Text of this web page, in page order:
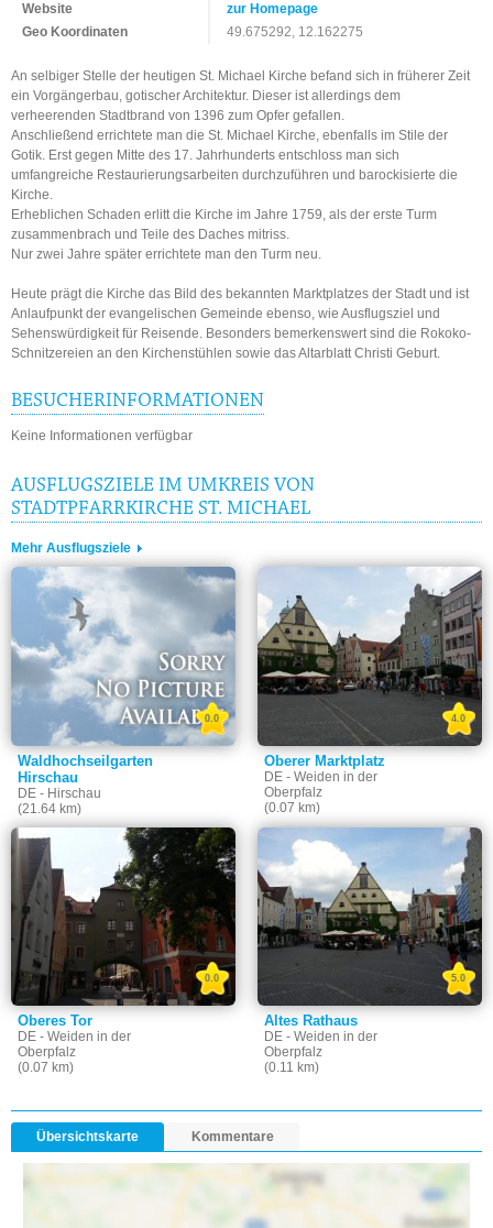
Website
zur Homepage
Geo Koordinaten
49.675292, 12.162275
An selbiger Stelle der heutigen St. Michael Kirche befand sich in früherer Zeit
ein Vorgängerbau, gotischer Architektur. Dieser ist allerdings dem
verheerenden Stadtbrand von 1396 zum Opfer gefallen.
Anschließend errichtete man die St. Michael Kirche, ebenfalls im Stile der
Gotik. Erst gegen Mitte des 17. Jahrhunderts entschloss man sich
umfangreiche Restaurierungsarbeiten durchzuführen und barockisierte die
Kirche.
Erheblichen Schaden erlitt die Kirche im Jahre 1759, als der erste Turm
zusammenbrach und Teile des Daches mitriss.
Nur zwei Jahre später errichtete man den Turm neu.
Heute prägt die Kirche das Bild des bekannten Marktplatzes der Stadt und ist
Anlaufpunkt der evangelischen Gemeinde ebenso, wie Ausflugsziel und
Sehenswürdigkeit für Reisende. Besonders bemerkenswert sind die Rokoko-
Schnitzereien an den Kirchenstühlen sowie das Altarblatt Christi Geburt.
BESUCHERINFORMATIONEN
Keine Informationen verfügbar
AUSFLUGSZIELE IM UMKREIS VON
STADTPFARRKIRCHE ST. MICHAEL
Mehr Ausflugsziele
Waldhochseilgarten
Hirschau
DE - Hirschau
(21.64 km)
0.0
Oberer Marktplatz
DE - Weiden in der
Oberpfalz
(0.07 km)
4.0
Oberes Tor
DE - Weiden in der
Oberpfalz
(0.07 km)
0.0
Altes Rathaus
DE - Weiden in der
Oberpfalz
(0.11 km)
5.0
Übersichtskarte Kommentare